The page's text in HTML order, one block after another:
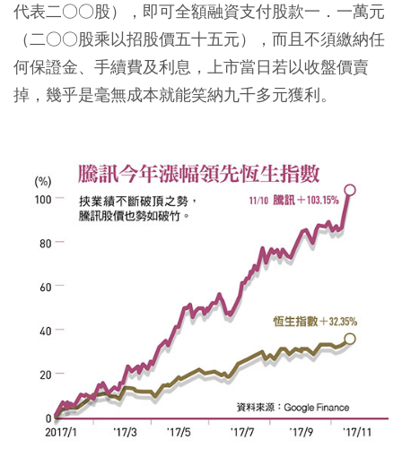
代表二○○股），即可全額融資支付股款一．一萬元
（二○○股乘以招股價五十五元），而且不須繳納任
何保證金、手續費及利息，上市當日若以收盤價賣
掉，幾乎是毫無成本就能笑納九千多元獲利。